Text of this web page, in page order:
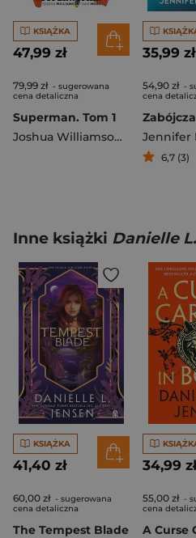
KSIĄŻKA
47,99 zł
79,99 zł - sugerowana
cena detaliczna
Superman. Tom 1
Joshua Williamson
Dan Mora
35,99 zł
54,90 zł -
cena
Jennifer
6,7 (3)
Inne książki Danielle
KSIĄŻKA
41,40 zł
60,00 zł - sugerowana
cena detaliczna
The Tempest Blade
34,99 zł
55,00 zł -
cena